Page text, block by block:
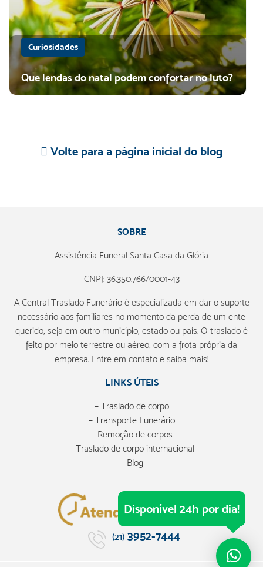
Curiosidades
Que lendas do natal podem confortar no luto?
Volte para a página inicial do blog
SOBRE
Assistência Funeral Santa Casa da Glória
CNPJ: 36.350.766/0001-43
A Central Traslado Funerário é especializada em dar o suporte
necessário aos familiares no momento da perda de um ente
querido, seja em outro município, estado ou país. O traslado é
feito por meio terrestre ou aéreo, com a frota própria da
empresa. Entre em contato e saiba mais!
LINKS ÚTEIS
– Traslado de corpo
– Transporte Funerário
– Remoção de corpos
– Traslado de corpo internacional
– Blog
(21) 3952-7444
Disponível 24h por dia!